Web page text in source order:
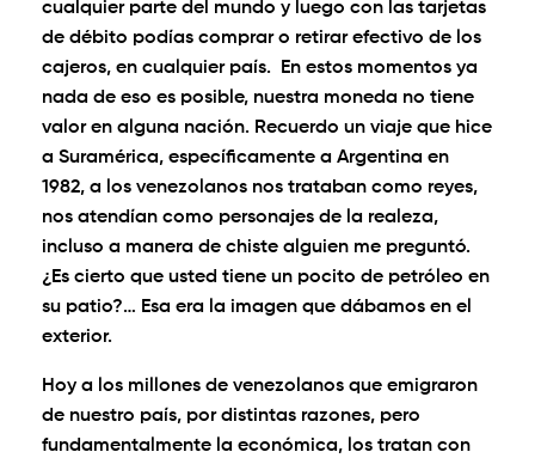
cualquier parte del mundo y luego con las tarjetas
de débito podías comprar o retirar efectivo de los
cajeros, en cualquier país. En estos momentos ya
nada de eso es posible, nuestra moneda no tiene
valor en alguna nación. Recuerdo un viaje que hice
a Suramérica, específicamente a Argentina en
1982, a los venezolanos nos trataban como reyes,
nos atendían como personajes de la realeza,
incluso a manera de chiste alguien me preguntó.
¿Es cierto que usted tiene un pocito de petróleo en
su patio?… Esa era la imagen que dábamos en el
exterior.
Hoy a los millones de venezolanos que emigraron
de nuestro país, por distintas razones, pero
fundamentalmente la económica, los tratan con